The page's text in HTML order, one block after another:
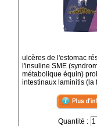
ulcères de l'estomac
l'insuline SME
métabolique équin)
intestinaux laminitis (la
Quantité :